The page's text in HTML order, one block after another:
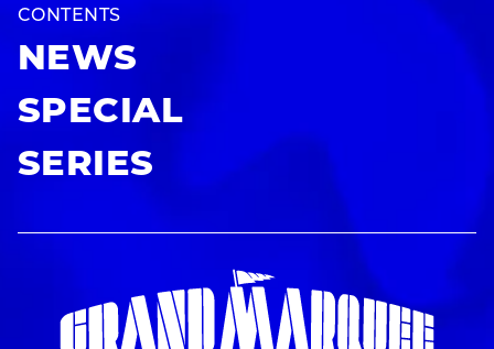
CONTENTS
NEWS
SPECIAL
SERIES